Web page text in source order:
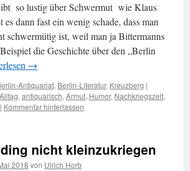
so lustig über Schwermut wie Klaus
dann fast ein wenig schade, dass man
schwermütig ist, weil man ja Bittermanns
die Geschichte über den „Berlin
→
Antiquariat, Berlin-Literatur, Kreuzberg |
Alltag, antiquarisch, Armut, Humor, Nachkriegszeit,
| Kommentar hinterlassen
nicht kleinzukriegen
2018 von Ulrich Horb